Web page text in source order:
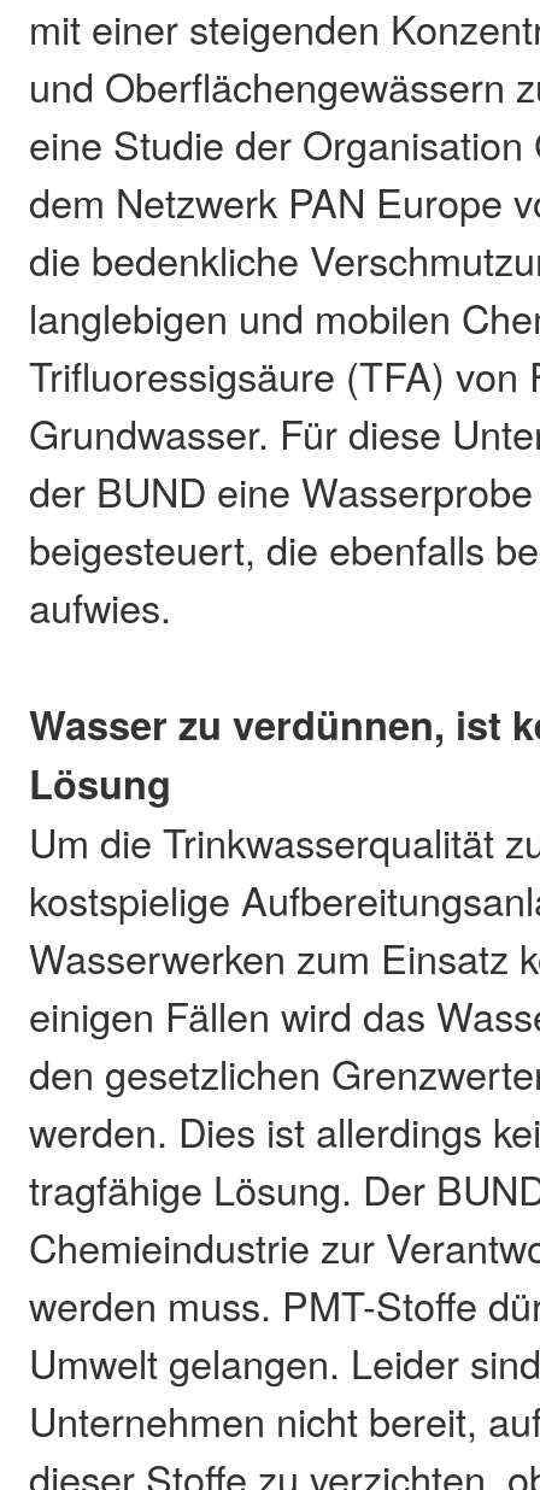
mit einer steigenden
und Oberflächengewässern
eine Studie der
dem Netzwerk PAN Europe
die bedenkliche
langlebigen und mobilen
Trifluoressigsäure (TFA) von
Grundwasser. Für diese
der BUND eine
beigesteuert, die ebenfalls
aufwies.
Wasser zu verdünnen, ist
Lösung
Um die Trinkwasserqualität
kostspielige
Wasserwerken zum Einsatz
einigen Fällen wird das
den gesetzlichen
werden. Dies ist allerdings
tragfähige Lösung. Der
Chemieindustrie zur
werden muss. PMT-Stoffe
Umwelt gelangen. Leider
Unternehmen nicht bereit,
dieser Stoffe zu verzichten,